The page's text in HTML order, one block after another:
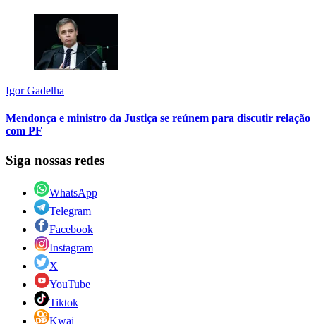
Igor Gadelha
Mendonça e ministro da Justiça se reúnem para discutir relação
com PF
Siga nossas redes
WhatsApp
Telegram
Facebook
Instagram
X
YouTube
Tiktok
Kwai